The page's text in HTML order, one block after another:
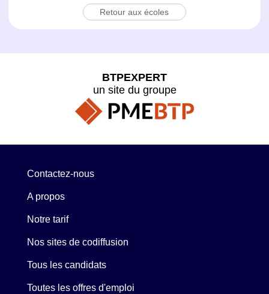
Retour aux écoles
BTPEXPERT
un site du groupe
Contactez-nous
A propos
Notre tarif
Nos sites de codiffusion
Tous les candidats
Toutes les offres d'emploi